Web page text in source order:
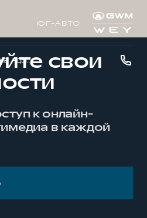
ЮГ-АВТО
Краснодар, Республика Адыгея, р-н Тахтамукайский, аул Тахтамукай, ул. Краснодарская, д. 3
свои
к онлайн-
в каждой